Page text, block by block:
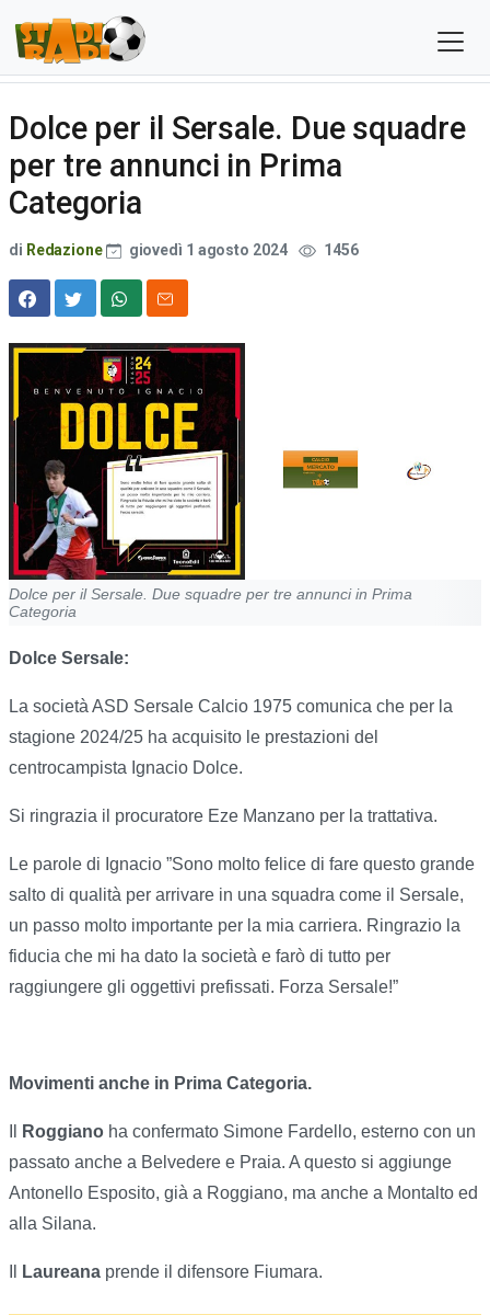
Dolce per il Sersale. Due squadre
per tre annunci in Prima
Categoria
di Redazione giovedì 1 agosto 2024 1456
Dolce per il Sersale. Due squadre per tre annunci in Prima
Categoria
Dolce Sersale:
La società ASD Sersale Calcio 1975 comunica che per la
stagione 2024/25 ha acquisito le prestazioni del
centrocampista Ignacio Dolce.
Si ringrazia il procuratore Eze Manzano per la trattativa.
Le parole di Ignacio ”Sono molto felice di fare questo grande
salto di qualità per arrivare in una squadra come il Sersale,
un passo molto importante per la mia carriera. Ringrazio la
fiducia che mi ha dato la società e farò di tutto per
raggiungere gli oggettivi prefissati. Forza Sersale!”
Movimenti anche in Prima Categoria.
Roggiano ha confermato Simone Fardello, esterno con un
passato anche a Belvedere e Praia. A questo si aggiunge
Antonello Esposito, già a Roggiano, ma anche a Montalto ed
alla Silana.
Laureana prende il difensore Fiumara.